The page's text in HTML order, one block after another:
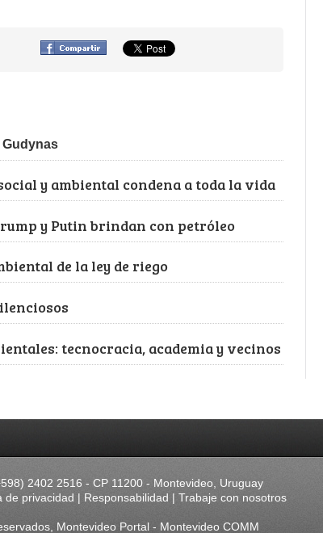
Gudynas
y ambiental condena a toda la vida
y Putin brindan con petróleo
de la ley de riego
tecnocracia, academia y vecinos
2402 2516 - CP 11200 - Montevideo, Uruguay
de privacidad | Responsabilidad | Trabaje con nosotros
Montevideo Portal - Montevideo COMM